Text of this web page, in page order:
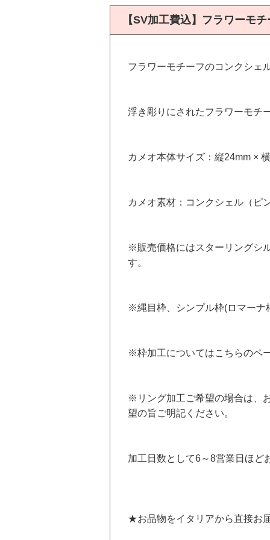
【SV加工費込】フラワーモ
フラワーモチーフのコンクシェ
浮き彫りにされたフラワーモチ
カメオ本体サイズ：縦24mm ×
カメオ素材：コンクシェル（ピ
※販売価格にはスターリングシ
す。
※縄目枠、シンプル枠(ロマーナ
※枠加工についてはこちらのペ
※リング加工ご希望の場合は、
望の旨ご明記ください。
加工日数として6～8営業日ほど
★お品物をイタリアから直接お